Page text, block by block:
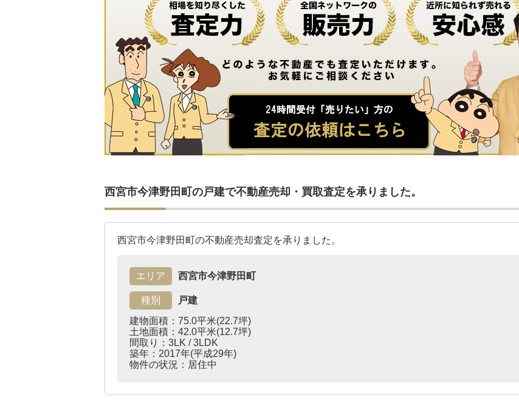
西宮市今津野田町の戸建で不動産売却・買取査定を承りました。
西宮市今津野田町の不動産売却査定を承りました。
エリア 西宮市今津野田町
種別
戸建
建物面積：75.0平米(22.7坪)
土地面積：42.0平米(12.7坪)
間取り：3LK / 3LDK
築年：2017年(平成29年)
物件の状況：居住中